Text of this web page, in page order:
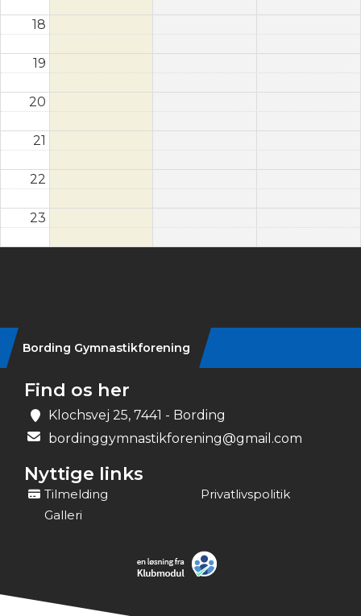
18
19
20
21
22
23
Bording Gymnastikforening
Find os her
Klochsvej 25, 7441 - Bording
bordinggymnastikforening@gmail.com
Nyttige links
Tilmelding
Privatlivspolitik
Galleri